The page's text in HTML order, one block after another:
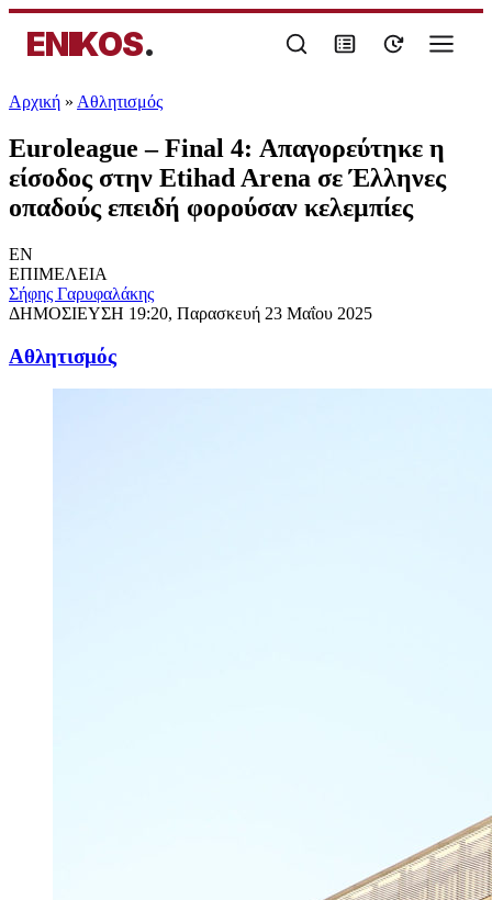
ENIKOS.
Αρχική » Αθλητισμός
Euroleague – Final 4: Απαγορεύτηκε η
είσοδος στην Etihad Arena σε Έλληνες
οπαδούς επειδή φορούσαν κελεμπίες
EN
ΕΠΙΜΕΛΕΙΑ
Σήφης Γαρυφαλάκης
ΔΗΜΟΣΙΕΥΣΗ 19:20, Παρασκευή 23 Μαΐου 2025
Αθλητισμός